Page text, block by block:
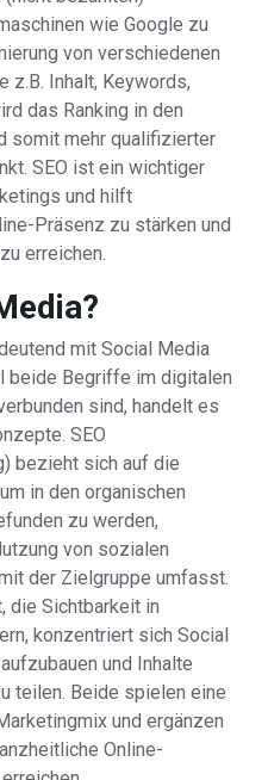
wie Google zu
von verschiedenen
z.B. Inhalt, Keywords,
das Ranking in den
somit mehr qualifizierter
SEO ist ein wichtiger
und hilft
Präsenz zu stärken und
erreichen.
mit Social Media
beide Begriffe im digitalen
sind, handelt es
SEO
bezieht sich auf die
in den organischen
zu werden,
von sozialen
der Zielgruppe umfasst.
die Sichtbarkeit in
konzentriert sich Social
und Inhalte
teilen. Beide spielen eine
und ergänzen
Online-